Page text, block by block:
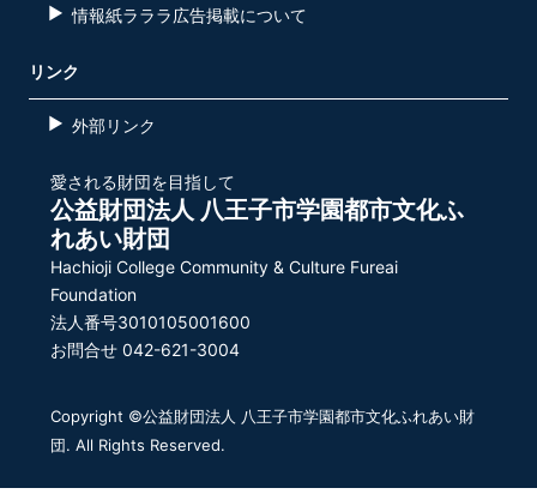
愛される財団を目指して
公益財団法人 八王子市学園都市文化ふ
れあい財団
Hachioji College Community & Culture Fureai
Foundation
法人番号3010105001600
お問合せ 042-621-3004
情報紙ラララ広告掲載について
リンク
外部リンク
Copyright ©公益財団法人 八王子市学園都市文化ふれあい財
団. All Rights Reserved.